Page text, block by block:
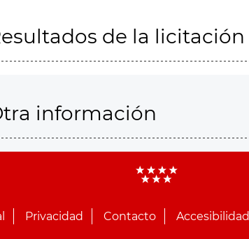
de la licitación
información
Privacidad Contacto Accesibilidad